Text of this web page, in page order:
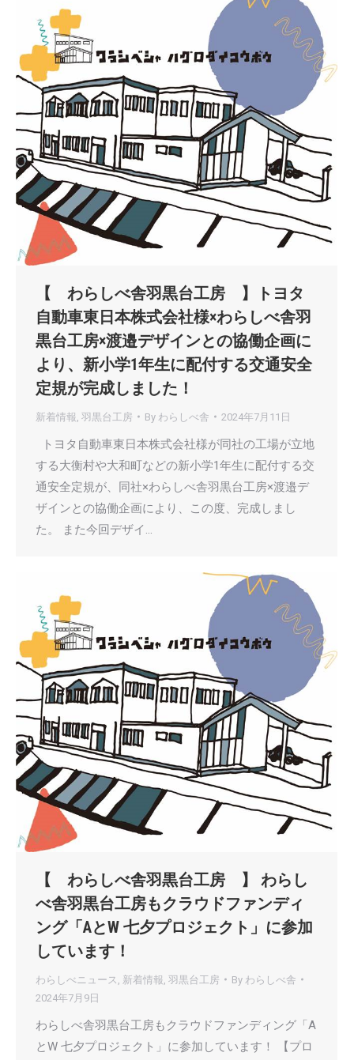
【 わらしべ舎羽黒台工房 】トヨタ
自動車東日本株式会社様×わらしべ舎羽
黒台工房×渡邉デザインとの協働企画に
より、新小学1年生に配付する交通安全
定規が完成しました！
新着情報 羽黒台工房 By わらしべ舎 2024年7月11日
トヨタ自動車東日本株式会社様が同社の工場が立地
する大衡村や大和町などの新小学1年生に配付する交
通安全定規が、同社×わらしべ舎羽黒台工房×渡邉デ
ザインとの協働企画により、この度、完成しまし
た。 また今回デザイ…
【 わらしべ舎羽黒台工房 】 わらし
べ舎羽黒台工房もクラウドファンディ
ング「AとW 七夕プロジェクト」に参加
しています！
わらしべニュース 新着情報 羽黒台工房 By わらしべ舎
2024年7月9日
わらしべ舎羽黒台工房もクラウドファンディング「A
とW 七夕プロジェクト」に参加しています！ 【プロ